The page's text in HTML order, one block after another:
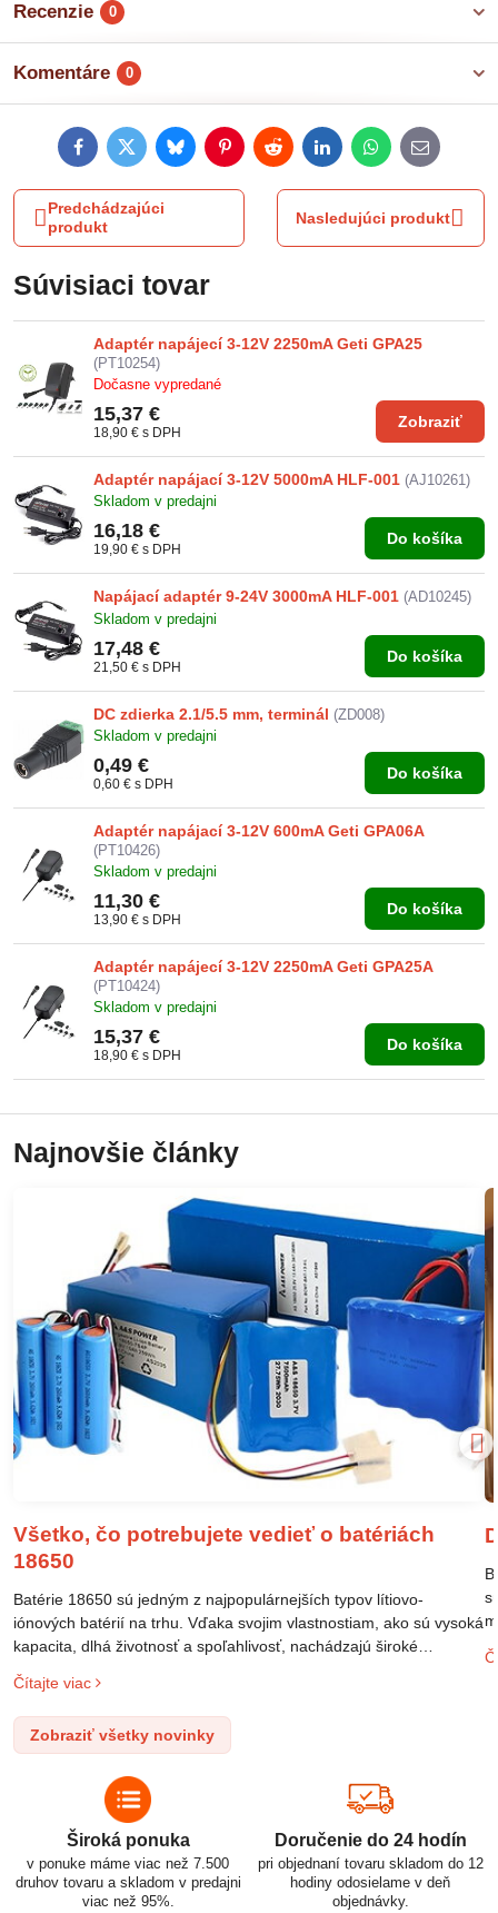
Recenzie 0
Komentáre 0
FacebookTwitterBlueskyPinterestRedditLinkedInWhatsApp
E-
mail
Predchádzajúci
produkt
Nasledujúci produkt
Súvisiaci tovar
Adaptér napájecí 3-12V 2250mA Geti GPA25
(PT10254)
Dočasne vypredané
15,37 €
18,90 € s DPH
Zobraziť
Adaptér napájací 3-12V 5000mA HLF-001 (AJ10261)
Skladom v predajni
16,18 €
19,90 € s DPH
Do košíka
Napájací adaptér 9-24V 3000mA HLF-001 (AD10245)
Skladom v predajni
17,48 €
21,50 € s DPH
Do košíka
DC zdierka 2.1/5.5 mm, terminál (ZD008)
Skladom v predajni
0,49 €
0,60 € s DPH
Do košíka
Adaptér napájací 3-12V 600mA Geti GPA06A
(PT10426)
Skladom v predajni
11,30 €
13,90 € s DPH
Do košíka
Adaptér napájecí 3-12V 2250mA Geti GPA25A
(PT10424)
Skladom v predajni
15,37 €
18,90 € s DPH
Do košíka
Najnovšie články
Všetko, čo potrebujete vedieť o batériách
18650
Batérie 18650 sú jedným z najpopulárnejších typov lítiovo-
iónových batérií na trhu. Vďaka svojim vlastnostiam, ako sú vysoká
kapacita, dlhá životnosť a spoľahlivosť, nachádzajú široké
po elektrické vozidlá. Pochopenie ich delenia, označovania a
správneho používania je kľúčom k ich efektívnemu a bezpečnému
využitiu.
Čítajte viac
Zobraziť všetky novinky
Široká ponuka
v ponuke máme viac než 7.500
druhov tovaru a skladom v predajni
viac než 95%.
Doručenie do 24 hodín
pri objednaní tovaru skladom do 12
hodiny odosielame v deň
objednávky.